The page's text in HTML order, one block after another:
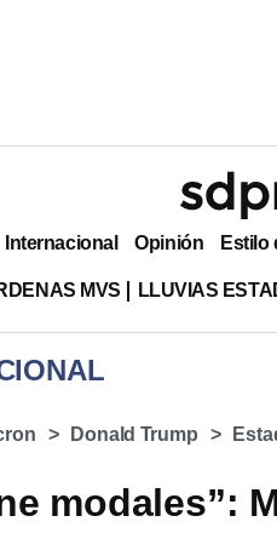
Internacional Opinión Estilo
MVS LLUVIAS
Donald Trump
modales”: